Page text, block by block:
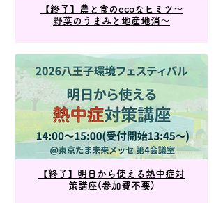
【終了】農と食のecoなヒミツ～
野菜のうまみと地産地消～
【終了】明日から使える熱中症対
策講座(参加費不要)